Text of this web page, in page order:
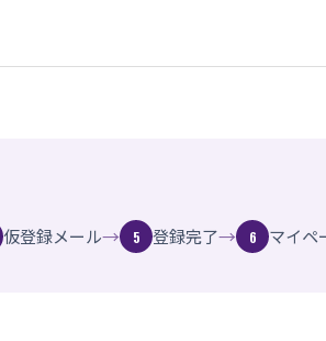
仮登録メール→ 5 登録完了→ 6 マイペ